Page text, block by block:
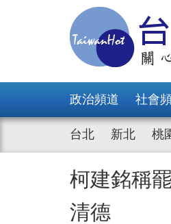
政治頻道 社會
台北 新北 桃
柯建銘稱
清德